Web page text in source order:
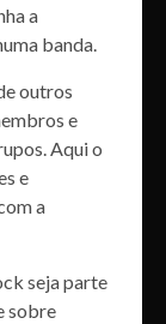
a
banda.
outros
e
Aqui o
e
a
seja parte
sobre